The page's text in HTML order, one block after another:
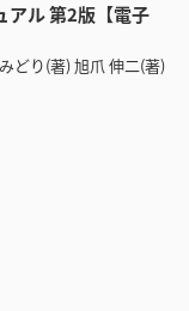
アル 第2版【電子
どり(著) 旭爪 伸二(著)